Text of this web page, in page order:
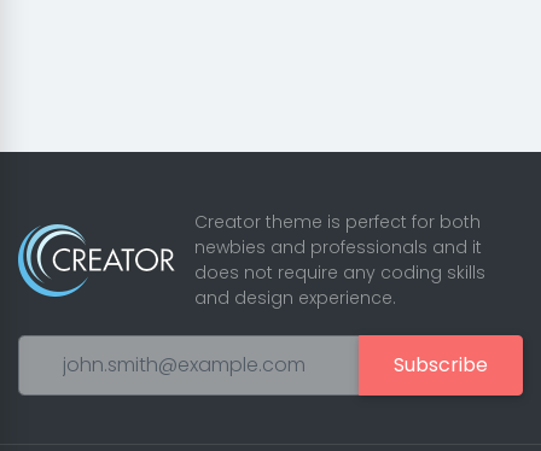
Creator theme is perfect for both
newbies and professionals and it
does not require any coding skills
and design experience.
Subscribe